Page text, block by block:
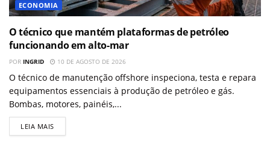
ECONOMIA
O técnico que mantém plataformas de petróleo
funcionando em alto-mar
POR INGRID 10 DE AGOSTO DE 2026
O técnico de manutenção offshore inspeciona, testa e repara
equipamentos essenciais à produção de petróleo e gás.
Bombas, motores, painéis,...
LEIA MAIS